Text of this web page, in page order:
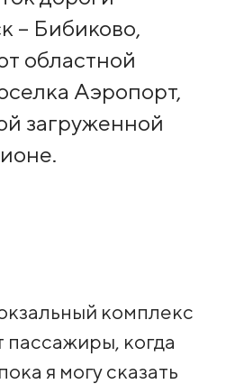
– Бибиково,
областной
Аэропорт,
загруженной
комплекс
пассажиры, когда
я могу сказать